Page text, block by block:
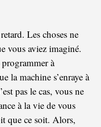
Les choses ne
vous aviez imaginé.
à
la machine s’enraye à
pas le cas, vous ne
à la vie de vous
que ce soit. Alors,